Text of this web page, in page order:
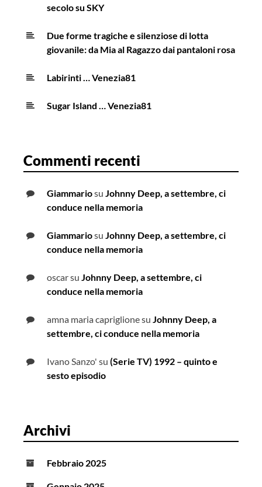
secolo su SKY
Due forme tragiche e silenziose di lotta
giovanile: da Mia al Ragazzo dai pantaloni rosa
Labirinti … Venezia81
Sugar Island … Venezia81
Commenti recenti
Giammariosu Johnny Deep, a settembre, ci
conduce nella memoria
Giammariosu Johnny Deep, a settembre, ci
conduce nella memoria
oscarsu Johnny Deep, a settembre, ci
conduce nella memoria
amna maria capriglionesu Johnny Deep, a
settembre, ci conduce nella memoria
Ivano Sanzo' su (Serie TV) 1992 – quinto e
sesto episodio
Archivi
Febbraio 2025